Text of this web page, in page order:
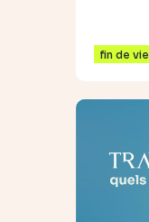
fin de vie